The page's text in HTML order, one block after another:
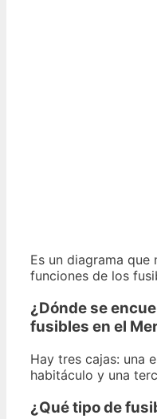
Es un diagrama
funciones de los
¿Dónde se
fusibles en el
Hay tres cajas: una
habitáculo y una
¿Qué tipo de